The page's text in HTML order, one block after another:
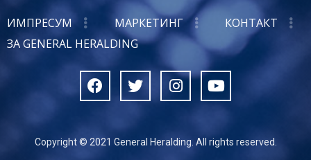
ИМПРЕСУМ МАРКЕТИНГ
КОНТАКТ
ЗА GENERAL HERALDING
Copyright © 2021 General Heralding. All rights reserved.